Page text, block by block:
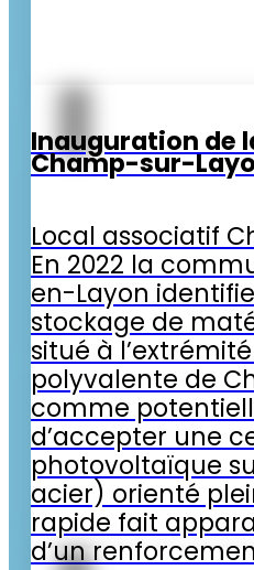
Inauguration de
Champ-sur-
Local associatif
En 2022 la
en-Layon
stockage de
situé à
polyvalente de
comme
d’accepter une
photovoltaïque
acier) orienté
rapide fait
d’un